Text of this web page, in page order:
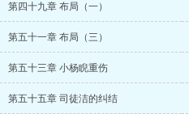
第四十九章 布局（一）
第五十一章 布局（三）
第五十三章 小杨睨重伤
第五十五章 司徒洁的纠结